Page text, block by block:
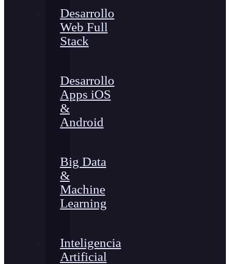
Desarrollo
Web Full
Stack
Desarrollo
Apps iOS
&
Android
Big Data
&
Machine
Learning
Inteligencia
Artificial